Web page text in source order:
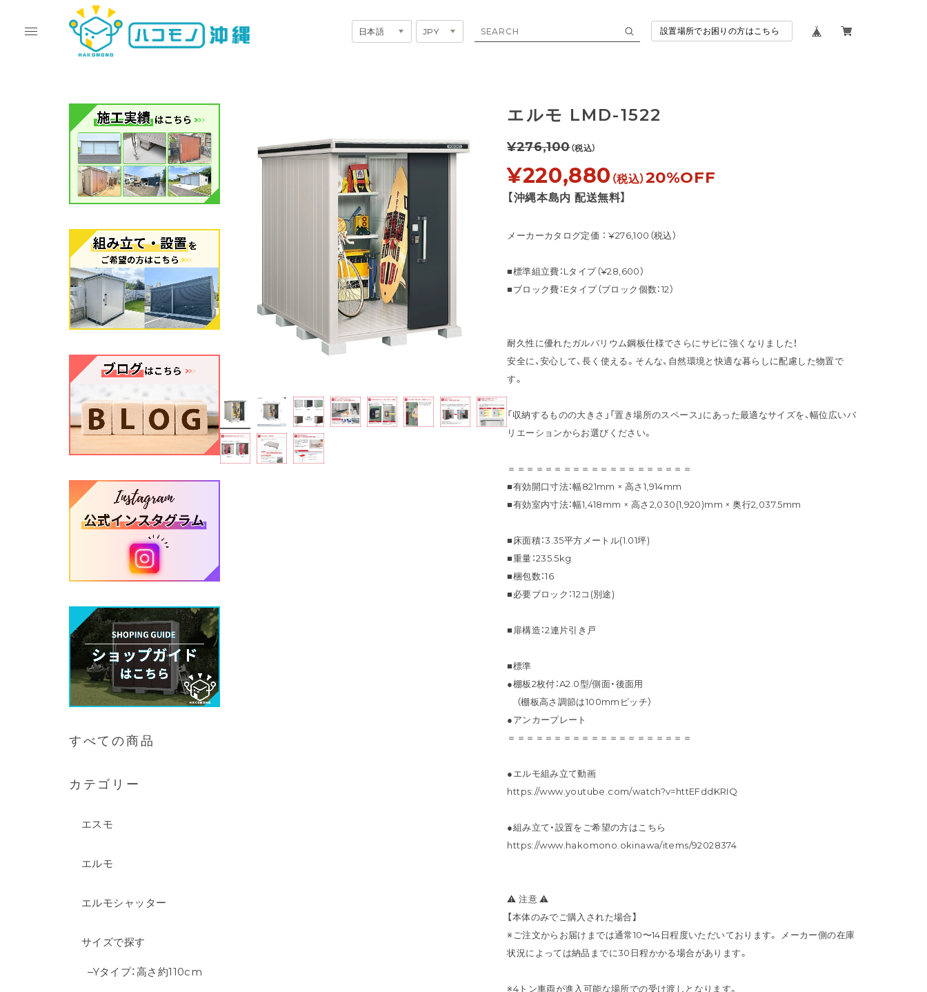
設置場所でお困りの方はこちら
すべての商品
カテゴリー
エスモ
エルモ
エルモシャッター
サイズで探す
Yタイプ：高さ約110cm
エルモ LMD-1522
¥276,100（税込）
¥220,880 （税込）20%OFF
【沖縄本島内 配送無料】
メーカーカタログ定価 ： ¥276,100（税込）
■標準組立費：Lタイプ（¥28,600）
■ブロック費：Eタイプ（ブロック個数：12）
耐久性に優れたガルバリウム鋼板仕様でさらにサビに強くなりました！
安全に、安心して、長く使える。そんな、自然環境と快適な暮らしに配慮した物置で
す。
「収納するものの大きさ」「置き場所のスペース」にあった最適なサイズを、幅位広いバ
リエーションからお選びください。
＝＝＝＝＝＝＝＝＝＝＝＝＝＝＝＝＝＝＝＝
■有効開口寸法：幅821mm × 高さ1,914mm
■有効室内寸法：幅1,418mm × 高さ2,030(1,920)mm × 奥行2,037.5mm
■床面積：3.35平方メートル(1.01坪)
■重量：235.5kg
■梱包数：16
■必要ブロック：12コ(別途)
■扉構造：2連片引き戸
■標準
●棚板2枚付：A2.0型/側面・後面用
（棚板高さ調節は100mmピッチ）
●アンカープレート
＝＝＝＝＝＝＝＝＝＝＝＝＝＝＝＝＝＝＝＝
●エルモ組み立て動画
https://www.youtube.com/watch?v=httEFddKRIQ
●組み立て・設置をご希望の方はこちら
https://www.hakomono.okinawa/items/92028374
⚠ 注意 ⚠
【本体のみでご購入された場合】
※ご注文からお届けまでは通常10〜14日程度いただいております。 メーカー側の在庫
状況によっては納品までに30日程かかる場合があります。
※4トン車両が進入可能な場所での受け渡しとなります。